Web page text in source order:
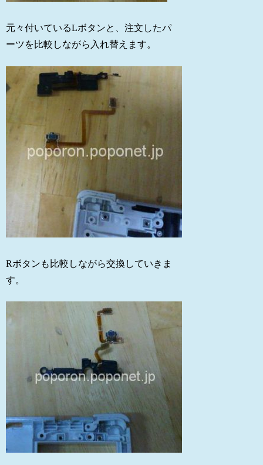
元々付いているLボタンと、注文したパ
ーツを比較しながら入れ替えます。
Rボタンも比較しながら交換していきま
す。